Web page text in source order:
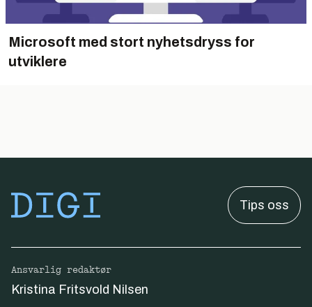
Microsoft med stort nyhetsdryss for
utviklere
Tips oss
Ansvarlig redaktør
Kristina Fritsvold Nilsen